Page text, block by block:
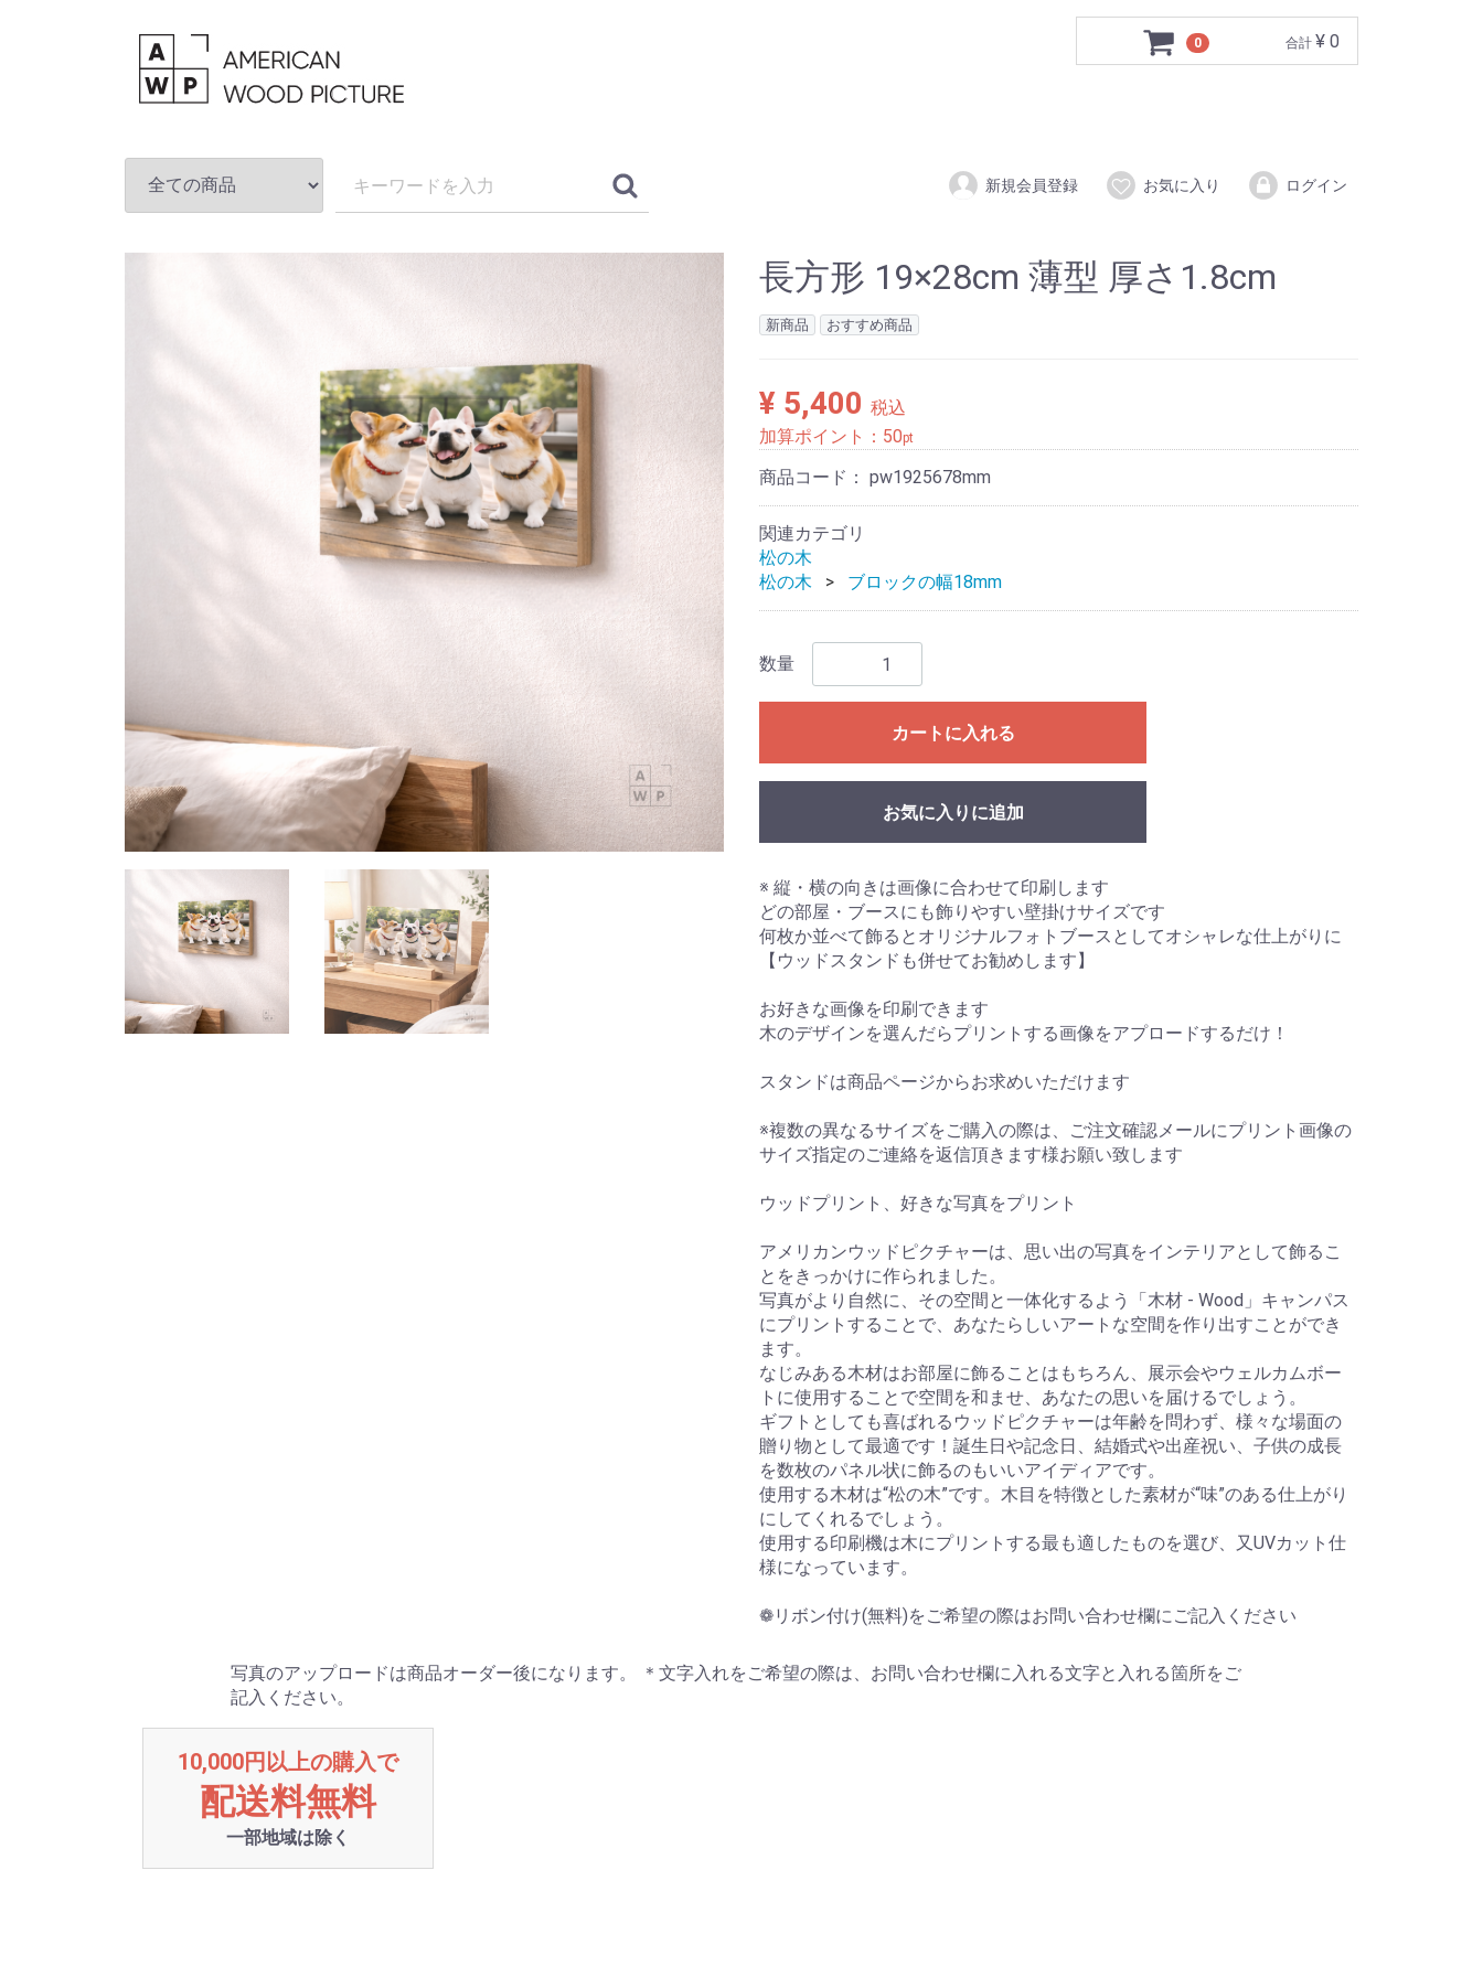
0 合計 ¥ 0
新規会員登録 お気に入り ログイン
長方形 19×28cm 薄型 厚さ1.8cm
新商品 おすすめ商品
¥ 5,400 税込
加算ポイント： 50pt
商品コード： pw1925678mm
関連カテゴリ
松の木
松の木
ブロックの幅18mm
数量
カートに入れる
お気に入りに追加
※ 縦・横の向きは画像に合わせて印刷します
どの部屋・ブースにも飾りやすい壁掛けサイズです
何枚か並べて飾るとオリジナルフォトブースとしてオシャレな仕上がりに
【ウッドスタンドも併せてお勧めします】
お好きな画像を印刷できます
木のデザインを選んだらプリントする画像をアプロードするだけ！
スタンドは商品ページからお求めいただけます
※複数の異なるサイズをご購入の際は、ご注文確認メールにプリント画像の
サイズ指定のご連絡を返信頂きます様お願い致します
ウッドプリント、好きな写真をプリント
アメリカンウッドピクチャーは、思い出の写真をインテリアとして飾るこ
とをきっかけに作られました。
写真がより自然に、その空間と一体化するよう「木材 - Wood」キャンパス
にプリントすることで、あなたらしいアートな空間を作り出すことができ
ます。
なじみある木材はお部屋に飾ることはもちろん、展示会やウェルカムボー
トに使用することで空間を和ませ、あなたの思いを届けるでしょう。
ギフトとしても喜ばれるウッドピクチャーは年齢を問わず、様々な場面の
贈り物として最適です！誕生日や記念日、結婚式や出産祝い、子供の成長
を数枚のパネル状に飾るのもいいアイディアです。
使用する木材は“松の木”です。木目を特徴とした素材が“味”のある仕上がり
にしてくれるでしょう。
使用する印刷機は木にプリントする最も適したものを選び、又UVカット仕
様になっています。
❁リボン付け(無料)をご希望の際はお問い合わせ欄にご記入ください
写真のアップロードは商品オーダー後になります。 ＊文字入れをご希望の際は、お問い合わせ欄に入れる文字と入れる箇所をご
記入ください。
10,000円以上の購入で
配送料無料
一部地域は除く